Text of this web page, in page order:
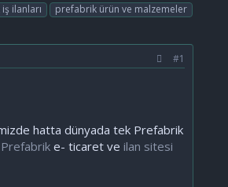
ilanları
prefabrik ürün ve malzemeler
#1
hatta dünyada tek Prefabrik
Prefabrike- ticaret ve ilan sitesi